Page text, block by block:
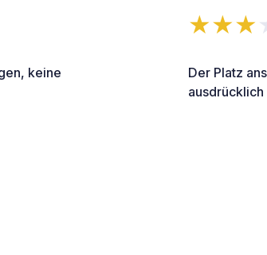
keine
Der Platz